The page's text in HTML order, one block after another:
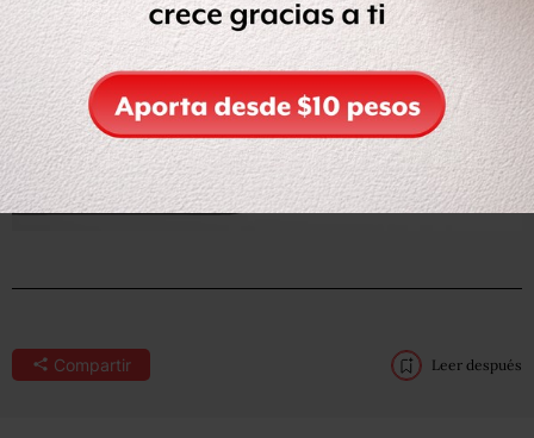
Compartir Leer después